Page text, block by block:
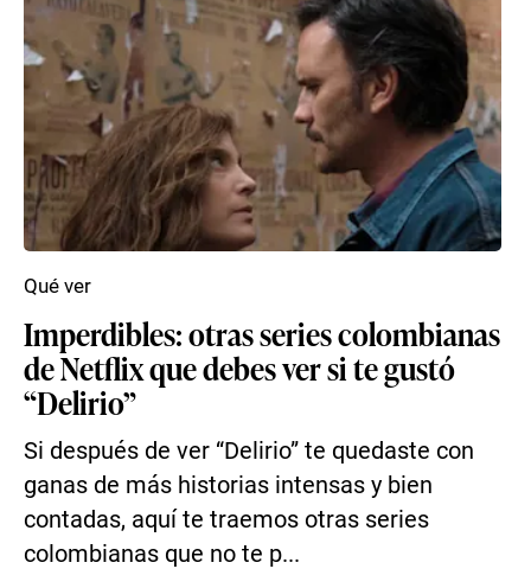
Imperdibles: otras series colombianas
de Netflix que debes ver si te gustó
“Delirio”
Si después de ver “Delirio” te quedaste con
ganas de más historias intensas y bien
contadas, aquí te traemos otras series
colombianas que no te p...
Qué ver